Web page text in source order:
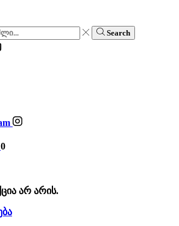
Search
0
არ არის.